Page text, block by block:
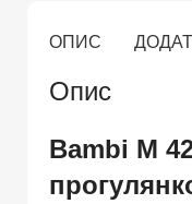
ОПИС
Опис
Bambi M